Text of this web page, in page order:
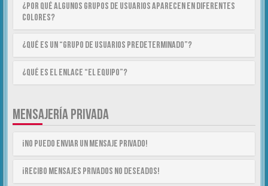
¿Por qué algunos Grupos de Usuarios aparecen en diferentes
colores?
¿Qué es un “Grupo de Usuarios predeterminado”?
¿Qué es el enlace “El equipo”?
MENSAJERÍA PRIVADA
¡No puedo enviar un mensaje privado!
¡Recibo mensajes privados no deseados!